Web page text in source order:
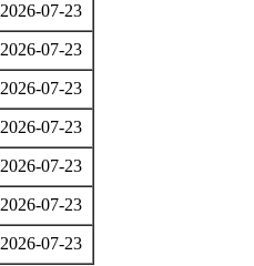
2026-07-23
2026-07-23
2026-07-23
2026-07-23
2026-07-23
2026-07-23
2026-07-23